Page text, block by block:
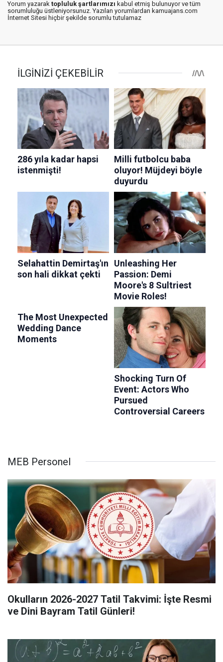
Yorum yazarak topluluk şartlarımızı kabul etmiş bulunuyor ve tüm
sorumluluğu üstleniyorsunuz. Yazılan yorumlardan kamuajans.com
İnternet Sitesi hiçbir şekilde sorumlu tutulamaz
MEB Personel
Okulların 2026-2027 Tatil Takvimi: İşte Resmi
ve Dini Bayram Tatil Günleri!